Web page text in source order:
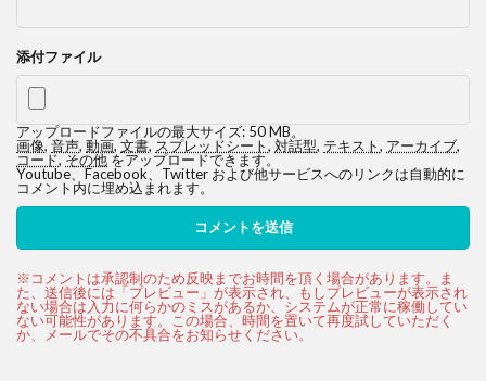
添付ファイル
アップロードファイルの最大サイズ: 50 MB。
画像, 音声, 動画, 文書, スプレッドシート, 対話型, テキスト, アーカイブ,
コード,その他をアップロードできます。
Youtube、Facebook、Twitter および他サービスへのリンクは自動的に
コメント内に埋め込まれます。